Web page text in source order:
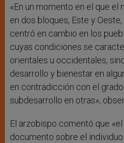
«En un momento en el que el
en dos bloques, Este y
centró en cambio en los
cuyas condiciones se
orientales u occidentales,
desarrollo y bienestar en
en contradicción con el
subdesarrollo en otras»,
El arzobispo comentó que «el
documento sobre el